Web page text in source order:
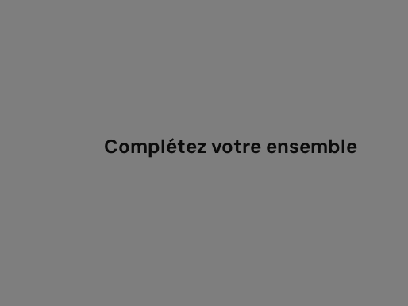
Complétez votre ensemble